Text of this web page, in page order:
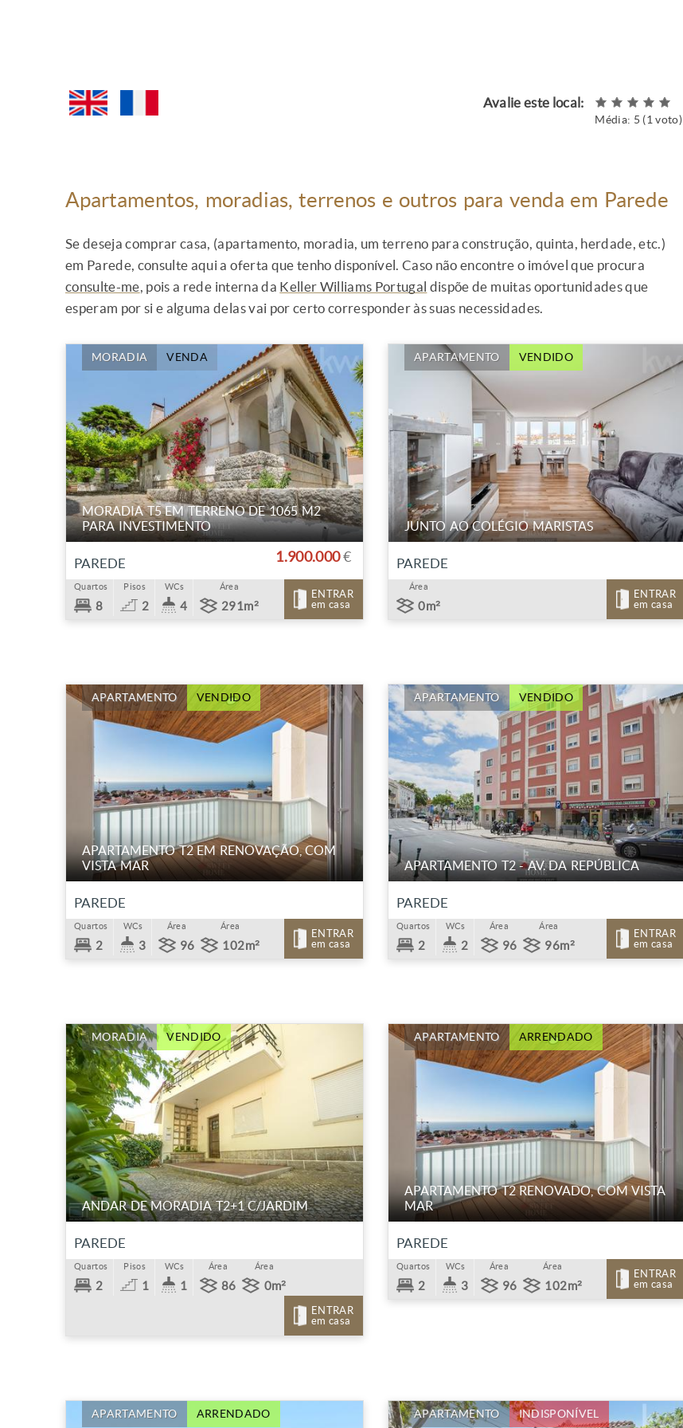
Avalie este local:
Média: 5 (1 voto)
Apartamentos, moradias, terrenos e outros para venda em Parede
Se deseja comprar casa, (apartamento, moradia, um terreno para construção, quinta, herdade, etc.)
em Parede, consulte aqui a oferta que tenho disponível. Caso não encontre o imóvel que procura
consulte-me, pois a rede interna da Keller Williams Portugal dispõe de muitas oportunidades que
esperam por si e alguma delas vai por certo corresponder às suas necessidades.
MORADIA VENDA
MORADIA T5 EM TERRENO DE 1065 M2
PARA INVESTIMENTO
PAREDE 1.900.000€
Quartos
8
Pisos
2
WCs
4
Área
291m²
ENTRAR
em casa
APARTAMENTO VENDIDO
JUNTO AO COLÉGIO MARISTAS
PAREDE
Área
0m²
ENTRAR
em casa
APARTAMENTO VENDIDO
APARTAMENTO T2 EM RENOVAÇÃO, COM
VISTA MAR
PAREDE
Quartos
2
WCs
3
Área
96
Área
102m²
ENTRAR
em casa
APARTAMENTO VENDIDO
APARTAMENTO T2 - AV. DA REPÚBLICA
PAREDE
Quartos
2
WCs
2
Área
96
Área
96m²
ENTRAR
em casa
MORADIA VENDIDO
ANDAR DE MORADIA T2+1 C/JARDIM
PAREDE
Quartos
2
Pisos
1
WCs
1
Área
86
Área
0m²
ENTRAR
em casa
APARTAMENTO ARRENDADO
APARTAMENTO T2 RENOVADO, COM VISTA
MAR
PAREDE
Quartos
2
WCs
3
Área
96
Área
102m²
ENTRAR
em casa
APARTAMENTO ARRENDADO APARTAMENTO INDISPONÍVEL